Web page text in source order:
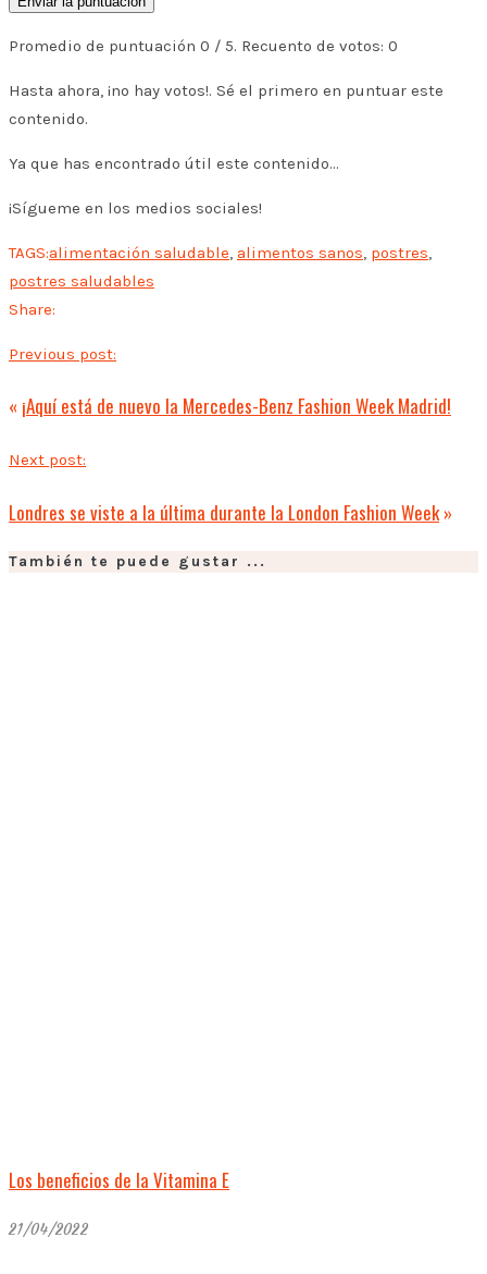
Promedio de puntuación 0 / 5. Recuento de votos: 0
Hasta ahora, ¡no hay votos!. Sé el primero en puntuar este
contenido.
Ya que has encontrado útil este contenido...
¡Sígueme en los medios sociales!
TAGS:alimentación saludable, alimentos sanos, postres,
postres saludables
Share:
Previous post:
« ¡Aquí está de nuevo la Mercedes-Benz Fashion Week Madrid!
Next post:
Londres se viste a la última durante la London Fashion Week»
También te puede gustar ...
Los beneficios de la Vitamina E
21/04/2022